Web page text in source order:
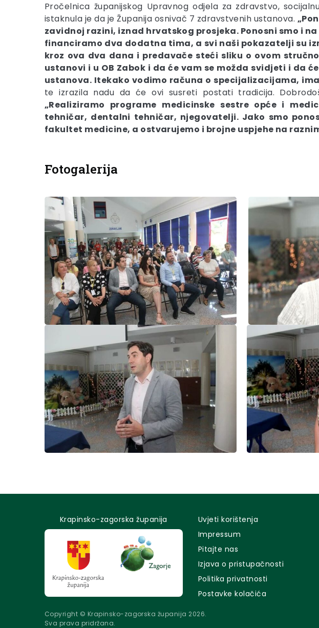
Pročelnica županijskog Upravnog odjela za zdravstvo,
istaknula je da je Županija osnivač 7 zdravstvenih ustanova.
zavidnoj razini, iznad hrvatskog prosjeka. Ponosni smo i
financiramo dva dodatna tima, a svi naši pokazatelji su
kroz ova dva dana i predavače steći sliku o ovom
ustanovi i u OB Zabok i da će vam se možda svidjeti i
ustanova. Itekako vodimo računa o specijalizacijama,
te izrazila nadu da će ovi susreti postati tradicija.
„Realiziramo programe medicinske sestre opće i
tehničar, dentalni tehničar, njegovatelji. Jako smo
fakultet medicine, a ostvarujemo i brojne uspjehe na
Fotogalerija
Krapinsko-zagorska županija
Uvjeti korištenja
Impressum
Pitajte nas
Izjava o pristupačnosti
Politika privatnosti
Postavke kolačića
Copyright © Krapinsko-zagorska županija 2026.
Sva prava pridržana.